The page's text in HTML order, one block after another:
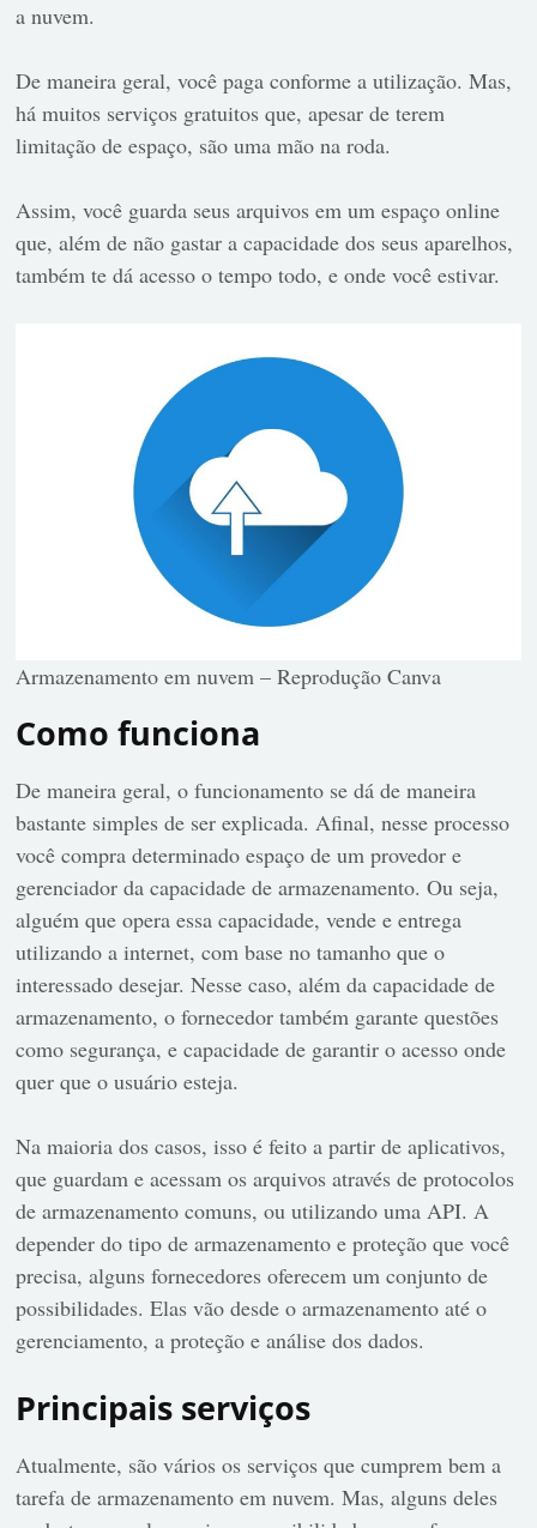
a nuvem.
De maneira geral, você paga conforme a utilização. Mas,
há muitos serviços gratuitos que, apesar de terem
limitação de espaço, são uma mão na roda.
Assim, você guarda seus arquivos em um espaço online
que, além de não gastar a capacidade dos seus aparelhos,
também te dá acesso o tempo todo, e onde você estivar.
Armazenamento em nuvem – Reprodução Canva
Como funciona
De maneira geral, o funcionamento se dá de maneira
bastante simples de ser explicada. Afinal, nesse processo
você compra determinado espaço de um provedor e
gerenciador da capacidade de armazenamento. Ou seja,
alguém que opera essa capacidade, vende e entrega
utilizando a internet, com base no tamanho que o
interessado desejar. Nesse caso, além da capacidade de
armazenamento, o fornecedor também garante questões
como segurança, e capacidade de garantir o acesso onde
quer que o usuário esteja.
Na maioria dos casos, isso é feito a partir de aplicativos,
que guardam e acessam os arquivos através de protocolos
de armazenamento comuns, ou utilizando uma API. A
depender do tipo de armazenamento e proteção que você
precisa, alguns fornecedores oferecem um conjunto de
possibilidades. Elas vão desde o armazenamento até o
gerenciamento, a proteção e análise dos dados.
Principais serviços
Atualmente, são vários os serviços que cumprem bem a
tarefa de armazenamento em nuvem. Mas, alguns deles